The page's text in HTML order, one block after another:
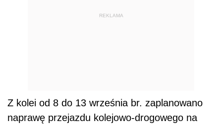
REKLAMA
Z kolei od 8 do 13 września br. zaplanowano
naprawę przejazdu kolejowo-drogowego na